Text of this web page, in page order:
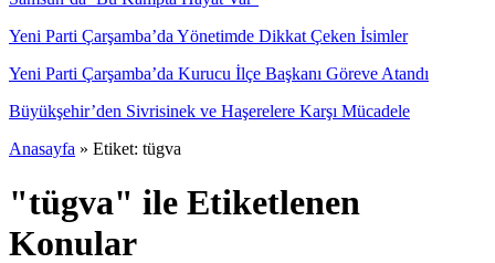
Yeni Parti Çarşamba’da Yönetimde Dikkat Çeken İsimler
Yeni Parti Çarşamba’da Kurucu İlçe Başkanı Göreve Atandı
Büyükşehir’den Sivrisinek ve Haşerelere Karşı Mücadele
Anasayfa » Etiket: tügva
"tügva" ile Etiketlenen
Konular